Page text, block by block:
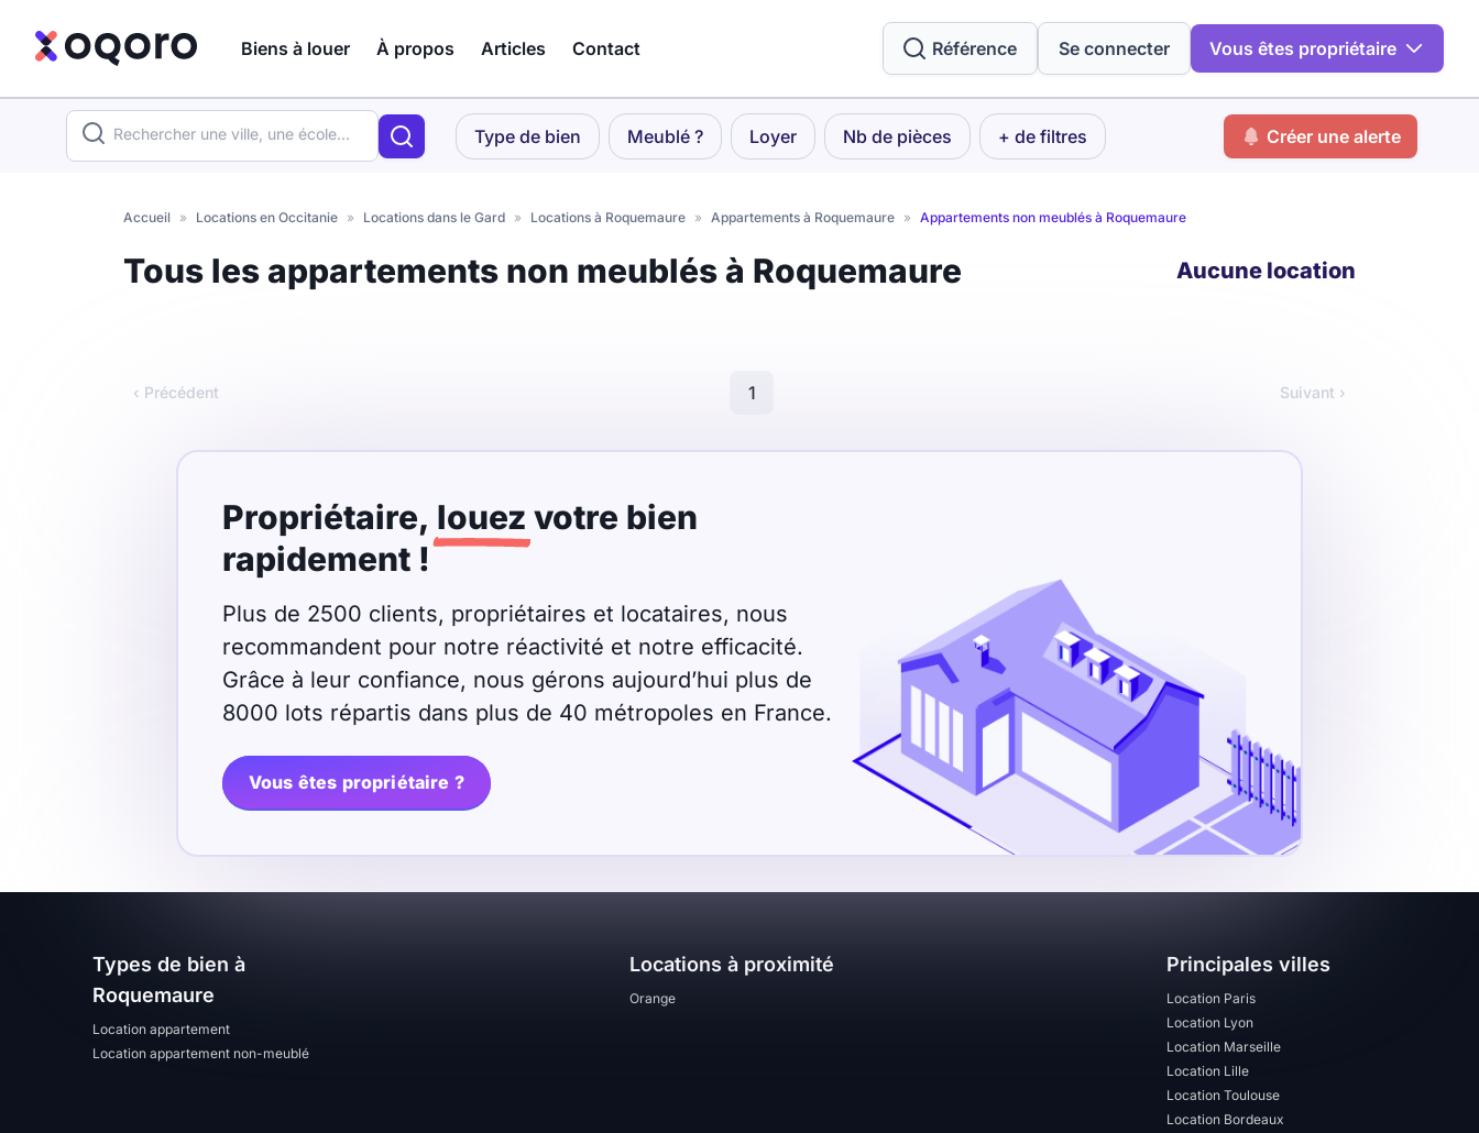
Biens à louer À propos Articles Contact Référence Se connecter Vous êtes propriétaire
Votre
Résidence étudiante
Non meublé
€
T11 T12
T14
recherche
Type de bien Meublé ? Loyer Nb de pièces + de filtres Créer une alerte
Accueil » Locations en Occitanie » Locations dans le Gard » Locations à Roquemaure » Appartements à Roquemaure » Appartements non meublés à Roquemaure
Tous les appartements non meublés à Roquemaure Aucune location
‹ Précédent 1 Suivant ›
Propriétaire, louez votre bien
rapidement !
Plus de 2500 clients, propriétaires et locataires, nous
recommandent pour notre réactivité et notre efficacité.
Grâce à leur confiance, nous gérons aujourd’hui plus de
8000 lots répartis dans plus de 40 métropoles en France.
Vous êtes propriétaire ?
Types de bien à
Roquemaure
Location appartement
Location appartement non-meublé
Locations à proximité
Orange
Principales villes
Location Paris
Location Lyon
Location Marseille
Location Lille
Location Toulouse
Location Bordeaux